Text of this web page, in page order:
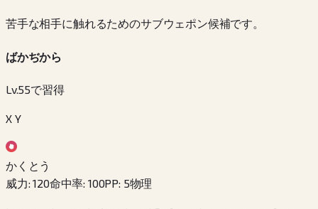
苦手な相手に触れるためのサブウェポン候補です。
ばかぢから
Lv.55で習得
X Y
かくとう
威力:120命中率: 100PP: 5物理